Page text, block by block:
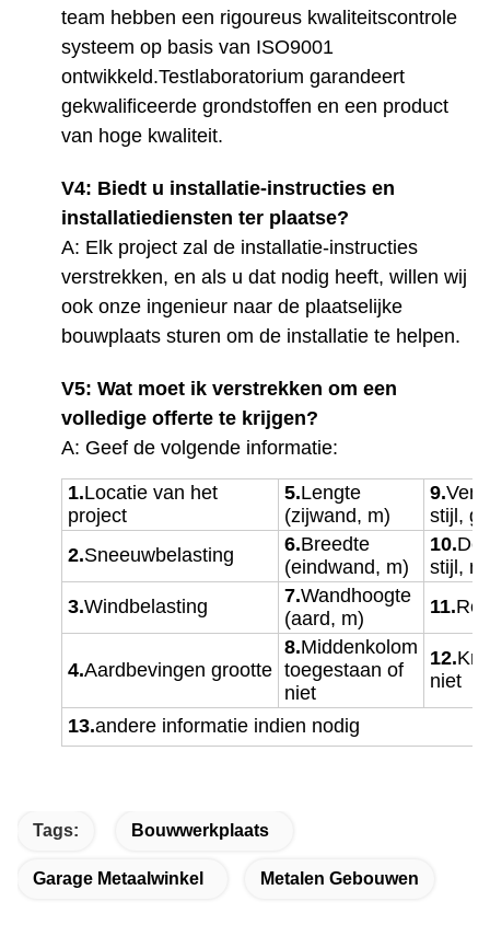
team hebben een rigoureus kwaliteitscontrole
systeem op basis van ISO9001
ontwikkeld.Testlaboratorium garandeert
gekwalificeerde grondstoffen en een product
van hoge kwaliteit.
V4: Biedt u installatie-instructies en
installatiediensten ter plaatse?
A: Elk project zal de installatie-instructies
verstrekken, en als u dat nodig heeft, willen wij
ook onze ingenieur naar de plaatselijke
bouwplaats sturen om de installatie te helpen.
V5: Wat moet ik verstrekken om een
volledige offerte te krijgen?
A: Geef de volgende informatie:
1.Locatie van het
project
5.Lengte
(zijwand, m)
9.
stijl,
2.Sneeuwbelasting 6.Breedte
(eindwand, m)
10.
stijl,
3.Windbelasting 7.Wandhoogte
(aard, m)
11.
4.Aardbevingen grootte
8.Middenkolom
toegestaan of
niet
12.
niet
13.andere informatie indien nodig
Tags: Bouwwerkplaats
Garage Metaalwinkel Metalen Gebouwen